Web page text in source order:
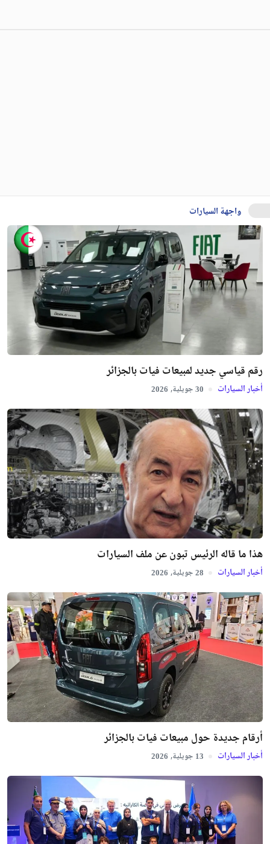
واجهة السيارات
رقم قياسي جديد لمبيعات فيات بالجزائر
أخبار السيارات 30 جويلية, 2026
هذا ما قاله الرئيس تبون عن ملف السيارات
أخبار السيارات 28 جويلية, 2026
أرقام جديدة حول مبيعات فيات بالجزائر
أخبار السيارات 13 جويلية, 2026